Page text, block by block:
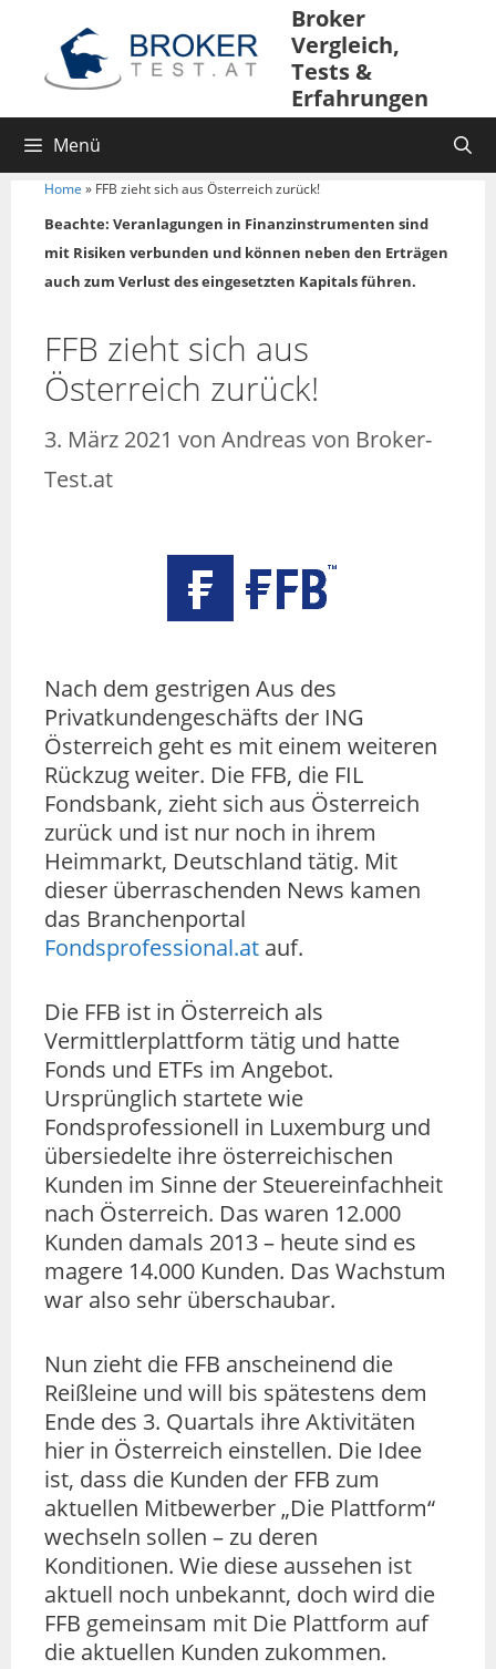
Broker
Vergleich,
Tests &
Erfahrungen
Menü
Home » FFB zieht sich aus Österreich zurück!
Beachte: Veranlagungen in Finanzinstrumenten sind
mit Risiken verbunden und können neben den Erträgen
auch zum Verlust des eingesetzten Kapitals führen.
FFB zieht sich aus
Österreich zurück!
3. März 2021 von Andreas von Broker-
Test.at
Nach dem gestrigen Aus des
Privatkundengeschäfts der ING
Österreich geht es mit einem weiteren
Rückzug weiter. Die FFB, die FIL
Fondsbank, zieht sich aus Österreich
zurück und ist nur noch in ihrem
Heimmarkt, Deutschland tätig. Mit
dieser überraschenden News kamen
das Branchenportal
Fondsprofessional.at auf.
Die FFB ist in Österreich als
Vermittlerplattform tätig und hatte
Fonds und ETFs im Angebot.
Ursprünglich startete wie
Fondsprofessionell in Luxemburg und
übersiedelte ihre österreichischen
Kunden im Sinne der Steuereinfachheit
nach Österreich. Das waren 12.000
Kunden damals 2013 – heute sind es
magere 14.000 Kunden. Das Wachstum
war also sehr überschaubar.
Nun zieht die FFB anscheinend die
Reißleine und will bis spätestens dem
Ende des 3. Quartals ihre Aktivitäten
hier in Österreich einstellen. Die Idee
ist, dass die Kunden der FFB zum
aktuellen Mitbewerber „Die Plattform“
wechseln sollen – zu deren
Konditionen. Wie diese aussehen ist
aktuell noch unbekannt, doch wird die
FFB gemeinsam mit Die Plattform auf
die aktuellen Kunden zukommen.